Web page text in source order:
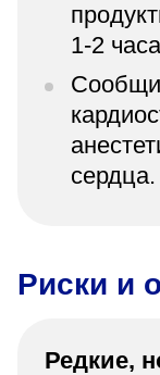
1-2
сердца.
Риски и
Редкие,